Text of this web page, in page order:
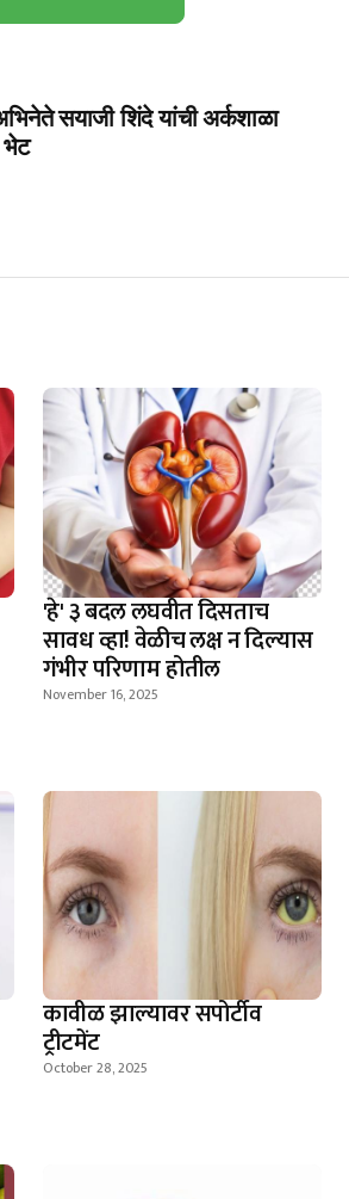
सयाजी शिंदे यांची अर्कशाळा
भेट
'हे' ३ बदल लघवीत दिसताच
सावध व्हा! वेळीच लक्ष न दिल्यास
गंभीर परिणाम होतील
November 16, 2025
कावीळ झाल्यावर सपोर्टीव
ट्रीटमेंट
October 28, 2025